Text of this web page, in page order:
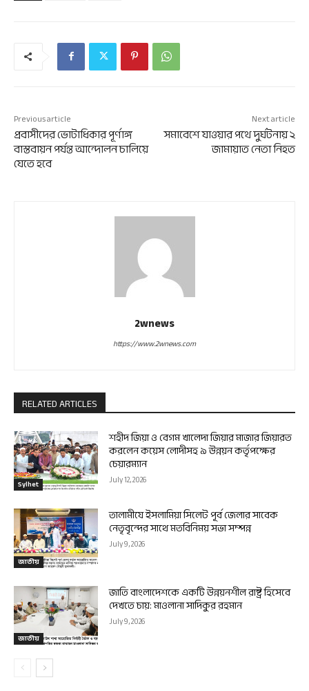
Previous article
প্রবাসীদের ভোটাধিকার পূর্ণাঙ্গ
বাস্তবায়ন পর্যন্ত আন্দোলন চালিয়ে
যেতে হবে
Next article
সমাবেশে যাওয়ার পথে দুর্ঘটনায় ২
জামায়াত নেতা নিহত
2wnews
https://www.2wnews.com
RELATED ARTICLES
Sylhet
শহীদ জিয়া ও বেগম খালেদা জিয়ার মাজার জিয়ারত
করলেন কয়েস লোদীসহ ৯ উন্নয়ন কর্তৃপক্ষের
চেয়ারম্যান
July 12, 2026
জাতীয়
তালামীযে ইসলামিয়া সিলেট পূর্ব জেলার সাবেক
নেতৃবৃন্দের সাথে মতবিনিময় সভা সম্পন্ন
July 9, 2026
জাতীয়
জাতি বাংলাদেশকে একটি উন্নয়নশীল রাষ্ট্র হিসেবে
দেখতে চায়: মাওলানা সাদিকুর রহমান
July 9, 2026